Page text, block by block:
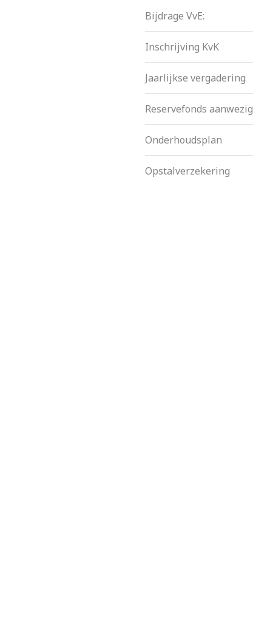
Bijdrage VvE:
Inschrijving KvK
Jaarlijkse vergadering
Reservefonds aanwezig
Onderhoudsplan
Opstalverzekering